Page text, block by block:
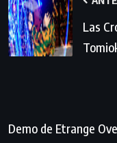
Las
Demo de Etrange